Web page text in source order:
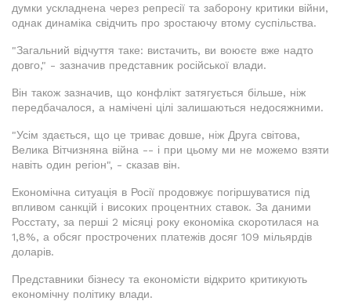
думки ускладнена через репресії та заборону критики війни,
однак динаміка свідчить про зростаючу втому суспільства.
"Загальний відчуття таке: вистачить, ви воюєте вже надто
довго," - зазначив представник російської влади.
Він також зазначив, що конфлікт затягується більше, ніж
передбачалося, а намічені цілі залишаються недосяжними.
"Усім здається, що це триває довше, ніж Друга світова,
Велика Вітчизняна війна -- і при цьому ми не можемо взяти
навіть один регіон", - сказав він.
Економічна ситуація в Росії продовжує погіршуватися під
впливом санкцій і високих процентних ставок. За даними
Росстату, за перші 2 місяці року економіка скоротилася на
1,8%, а обсяг прострочених платежів досяг 109 мільярдів
доларів.
Представники бізнесу та економісти відкрито критикують
економічну політику влади.